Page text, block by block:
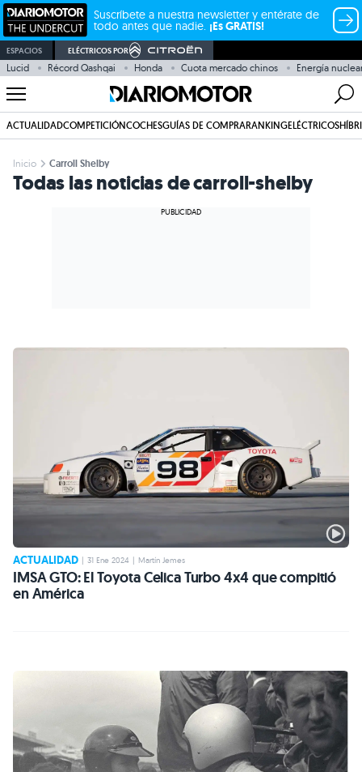
Suscríbete a nuestra newsletter y entérate de
todo antes que nadie. ¡Es GRATIS!
ESPACIOS ELÉCTRICOS POR
Lucid Récord Qashqai Honda Cuota mercado chinos Energía
ACTUALIDADCOMPETICIÓNCOCHESGUÍAS DE COMPRARANKINGELÉCTRICOS
Inicio Carroll Shelby
Todas las noticias de carroll-shelby
ACTUALIDAD | 31 Ene 2024 | Martín Jemes
IMSA GTO: El Toyota Celica Turbo 4x4 que compitió
en América